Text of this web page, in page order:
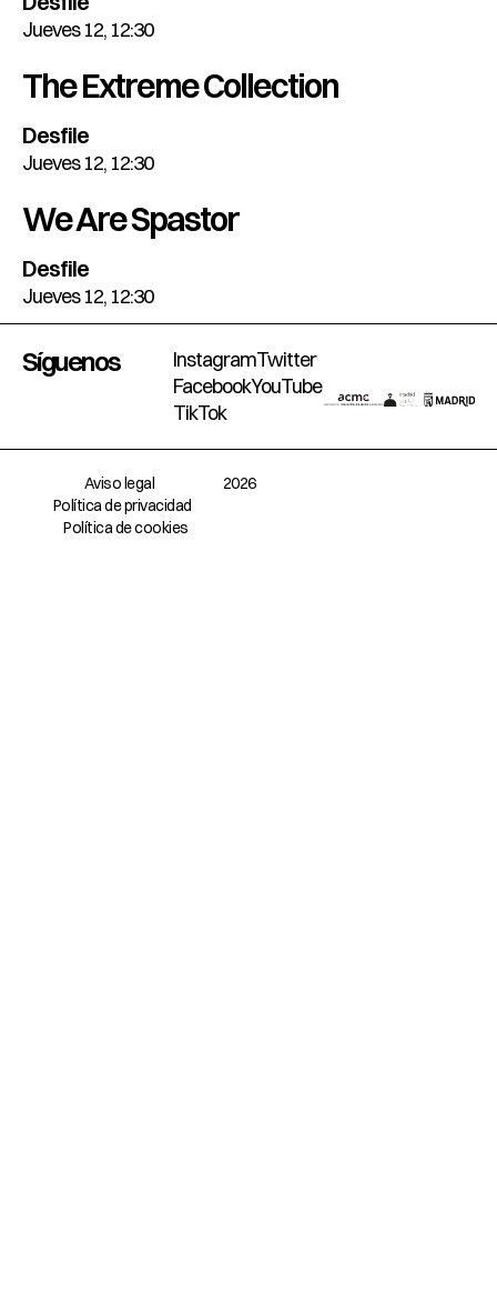
Jueves 12, 12:30
The Extreme Collection
Desfile
Jueves 12, 12:30
We Are Spastor
Desfile
Jueves 12, 12:30
Síguenos InstagramTwitter
FacebookYouTube
TikTok
Aviso legal
Política de privacidad
Política de cookies
2026